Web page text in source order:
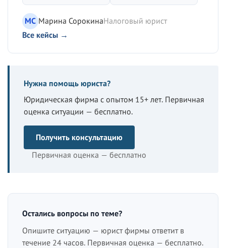
МС Марина СорокинаНалоговый юрист
Все кейсы →
Нужна помощь юриста?
Юридическая фирма с опытом 15+ лет. Первичная
оценка ситуации — бесплатно.
Получить консультацию
Первичная оценка — бесплатно
Остались вопросы по теме?
Опишите ситуацию — юрист фирмы ответит в
течение 24 часов. Первичная оценка — бесплатно.